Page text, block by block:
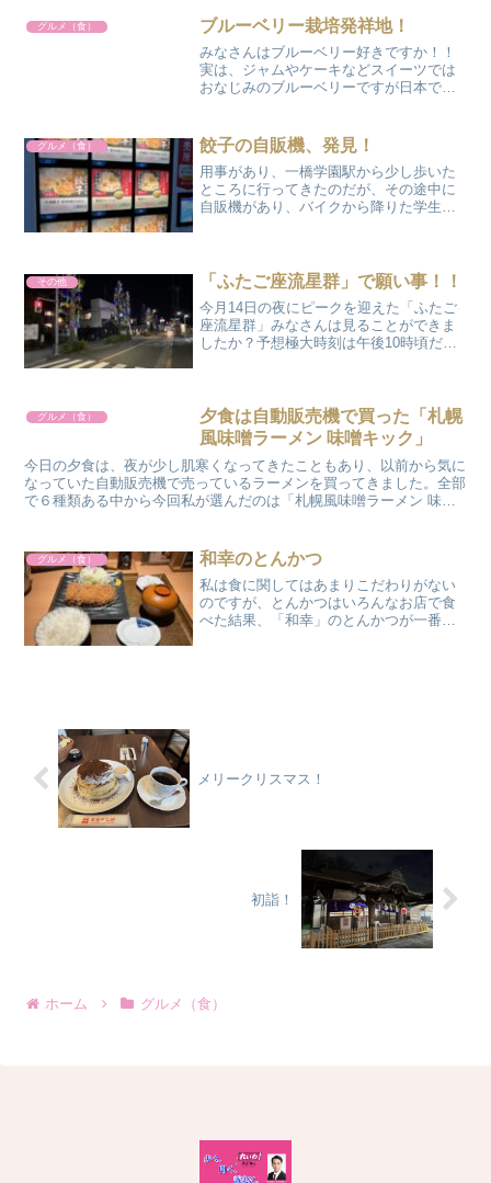
み切り近くにあるインド料理「スワガッ
ト花小金井店」でチキンカ...
グルメ（食） ブルーベリー栽培発祥地！
みなさんはブルーベリー好きですか！！
実は、ジャムやケーキなどスイーツでは
おなじみのブルーベリーですが日本で初
リーの父」とよばれている元東京農工大
学教授 岩垣駛夫（いわが...
グルメ（食） 餃子の自販機、発見！
用事があり、一橋学園駅から少し歩いた
ところに行ってきたのだが、その途中に
自販機があり、バイクから降りた学生ら
と…………何と、餃子の自販機だ...
その他 「ふたご座流星群」で願い事！！
今月14日の夜にピークを迎えた「ふたご
座流星群」みなさんは見ることができま
したか？予想極大時刻は午後10時頃だっ
から9時30...
グルメ（食）
夕食は自動販売機で買った「札幌
風味噌ラーメン 味噌キック」
今日の夕食は、夜が少し肌寒くなってきたこともあり、以前から気に
なっていた自動販売機で売っているラーメンを買ってきました。全部
で６種類ある中から今回私が選んだのは「札幌風味噌ラーメン 味噌
グルメ（食） 和幸のとんかつ
私は食に関してはあまりこだわりがない
のですが、とんかつはいろんなお店で食
べた結果、「和幸」のとんかつが一番好
メリークリスマス！
初詣！
ホーム グルメ（食）